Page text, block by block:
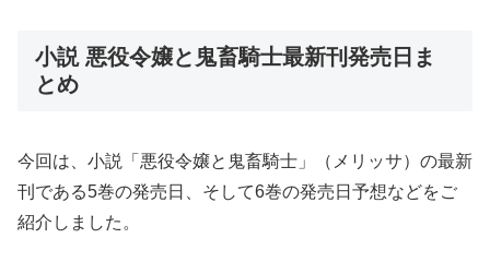
小説 悪役令嬢と鬼畜騎士最新刊発売日ま
とめ
今回は、小説「悪役令嬢と鬼畜騎士」（メリッサ）の最新
刊である5巻の発売日、そして6巻の発売日予想などをご
紹介しました。